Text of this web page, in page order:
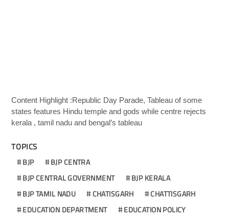
Content Highlight :Republic Day Parade, Tableau of some
states features Hindu temple and gods while centre rejects
kerala , tamil nadu and bengal’s tableau
TOPICS
BJP
BJP CENTRA
BJP CENTRAL GOVERNMENT
BJP KERALA
BJP TAMIL NADU
CHATISGARH
CHATTISGARH
EDUCATION DEPARTMENT
EDUCATION POLICY